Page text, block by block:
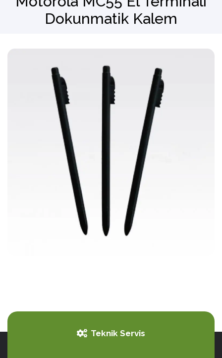
Barkod Okuyucu
Dokunmatik Kalem
Teknik Servis